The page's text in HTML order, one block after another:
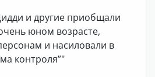
и другие приобщали
юном возрасте,
и насиловали в
контроля”"